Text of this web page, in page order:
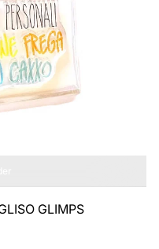
GLIMPS